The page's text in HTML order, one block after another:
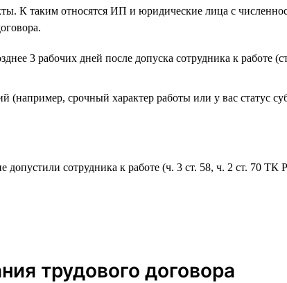
К таким относятся ИП и юридические лица с
3 рабочих дней после допуска сотрудника к
срочный характер работы или у вас статус
сотрудника к работе (ч. 3 ст. 58, ч. 2 ст. 70
трудового договора